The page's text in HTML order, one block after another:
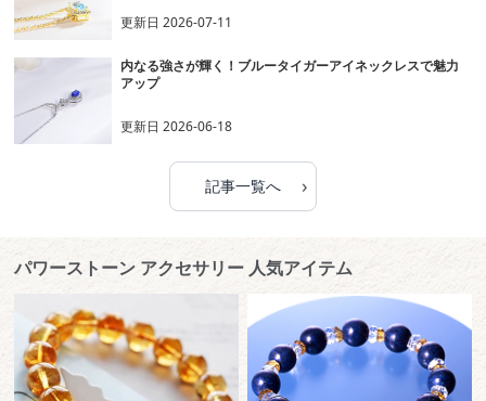
更新日2026-07-11
内なる強さが輝く！ブルータイガーアイネックレスで魅力
アップ
更新日2026-06-18
記事一覧へ ›
パワーストーン アクセサリー 人気アイテム